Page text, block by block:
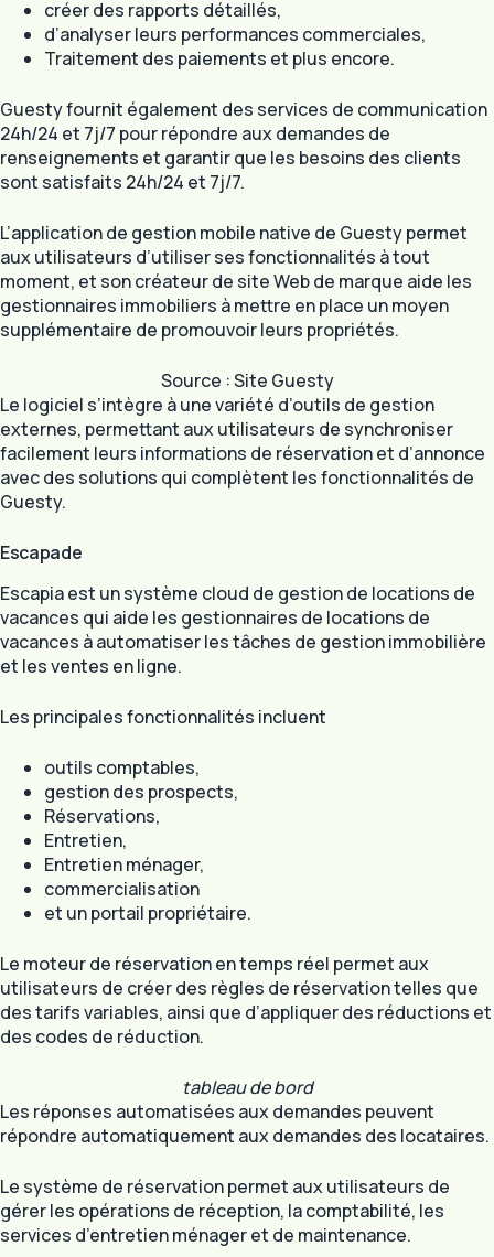
créer des rapports détaillés,
d’analyser leurs performances commerciales,
Traitement des paiements et plus encore.
Guesty fournit également des services de communication
24h/24 et 7j/7 pour répondre aux demandes de
renseignements et garantir que les besoins des clients
sont satisfaits 24h/24 et 7j/7.
L’application de gestion mobile native de Guesty permet
aux utilisateurs d’utiliser ses fonctionnalités à tout
moment, et son créateur de site Web de marque aide les
gestionnaires immobiliers à mettre en place un moyen
supplémentaire de promouvoir leurs propriétés.
Source : Site Guesty
Le logiciel s’intègre à une variété d’outils de gestion
externes, permettant aux utilisateurs de synchroniser
facilement leurs informations de réservation et d’annonce
avec des solutions qui complètent les fonctionnalités de
Guesty.
Escapade
Escapia est un système cloud de gestion de locations de
vacances qui aide les gestionnaires de locations de
vacances à automatiser les tâches de gestion immobilière
et les ventes en ligne.
Les principales fonctionnalités incluent
outils comptables,
gestion des prospects,
Réservations,
Entretien,
Entretien ménager,
commercialisation
et un portail propriétaire.
Le moteur de réservation en temps réel permet aux
utilisateurs de créer des règles de réservation telles que
des tarifs variables, ainsi que d’appliquer des réductions et
des codes de réduction.
tableau de bord
Les réponses automatisées aux demandes peuvent
répondre automatiquement aux demandes des locataires.
Le système de réservation permet aux utilisateurs de
gérer les opérations de réception, la comptabilité, les
services d’entretien ménager et de maintenance.